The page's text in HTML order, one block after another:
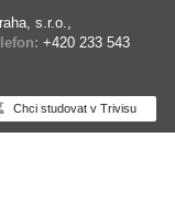
s.r.o.,
+420 233 543
Chci studovat v Trivisu